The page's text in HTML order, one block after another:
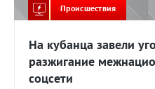
Происшествия
На кубанца завели
разжигание
соцсети